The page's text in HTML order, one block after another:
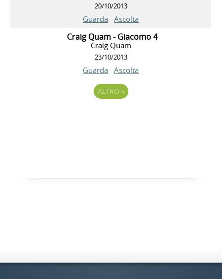
20/10/2013
Guarda Ascolta
Craig Quam - Giacomo 4
Craig Quam
23/10/2013
Guarda Ascolta
ALTRO »